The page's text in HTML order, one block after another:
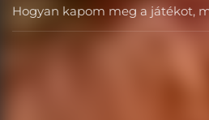
Hogyan kapom meg a játékot,